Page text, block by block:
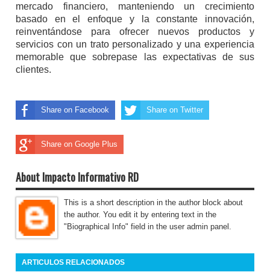
mercado financiero, manteniendo un crecimiento
basado en el enfoque y la constante innovación,
reinventándose para ofrecer nuevos productos y
servicios con un trato personalizado y una experiencia
memorable que sobrepase las expectativas de sus
clientes.
Share on Facebook Share on Twitter
Share on Google Plus
About Impacto Informativo RD
This is a short description in the author block about
the author. You edit it by entering text in the
"Biographical Info" field in the user admin panel.
ARTICULOS RELACIONADOS